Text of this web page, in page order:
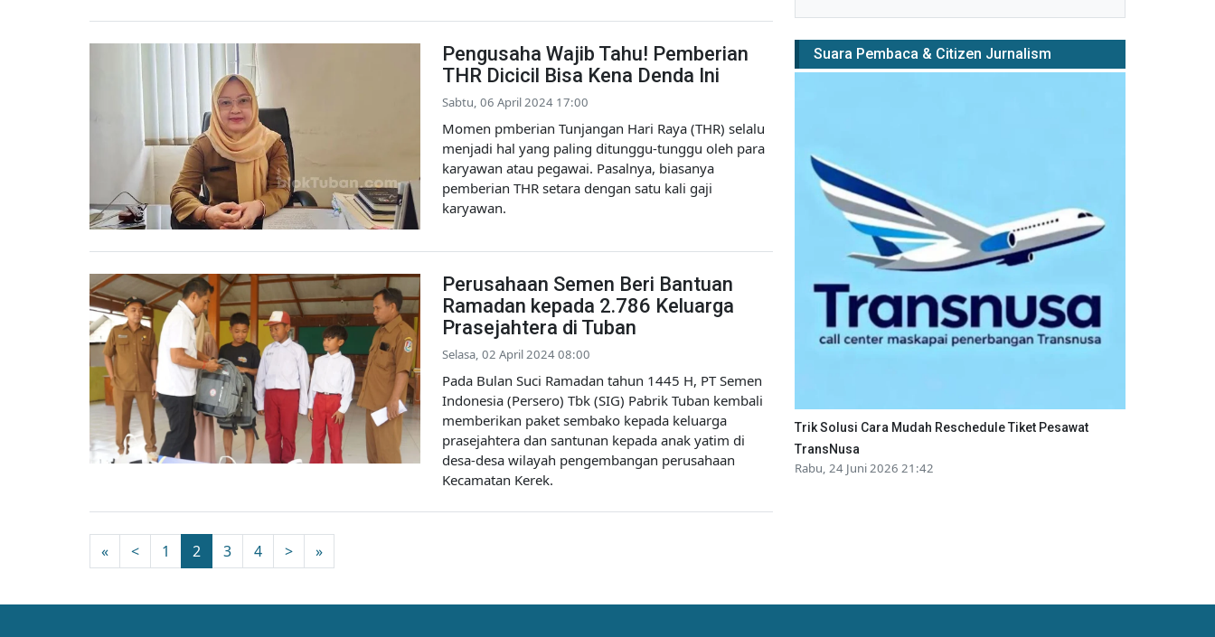
Pengusaha Wajib Tahu! Pemberian
THR Dicicil Bisa Kena Denda Ini
Sabtu, 06 April 2024 17:00
Momen pmberian Tunjangan Hari Raya (THR) selalu
menjadi hal yang paling ditunggu-tunggu oleh para
karyawan atau pegawai. Pasalnya, biasanya
pemberian THR setara dengan satu kali gaji
karyawan.
Perusahaan Semen Beri Bantuan
Ramadan kepada 2.786 Keluarga
Prasejahtera di Tuban
Selasa, 02 April 2024 08:00
Pada Bulan Suci Ramadan tahun 1445 H, PT Semen
Indonesia (Persero) Tbk (SIG) Pabrik Tuban kembali
memberikan paket sembako kepada keluarga
prasejahtera dan santunan kepada anak yatim di
desa-desa wilayah pengembangan perusahaan
Kecamatan Kerek.
« < 1 2 3 4 > »
Suara Pembaca & Citizen Jurnalism
Trik Solusi Cara Mudah Reschedule Tiket Pesawat
TransNusa
Rabu, 24 Juni 2026 21:42